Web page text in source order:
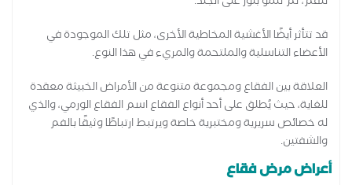
قد تتأثر أيضًا الأغشية المخاطية الأخرى، مثل تلك الموجودة في
الأعضاء التناسلية والملتحمة والمريء في هذا النوع.
العلاقة بين الفقاع ومجموعة متنوعة من الأمراض الخبيثة معقدة
للغاية، حيث يُطلق على أحد أنواع الفقاع اسم الفقاع الورمي، والذي
له خصائص سريرية ومختبرية خاصة ويرتبط ارتباطًا وثيقًا بالفم
والشفتين.
أعراض مرض فقاع